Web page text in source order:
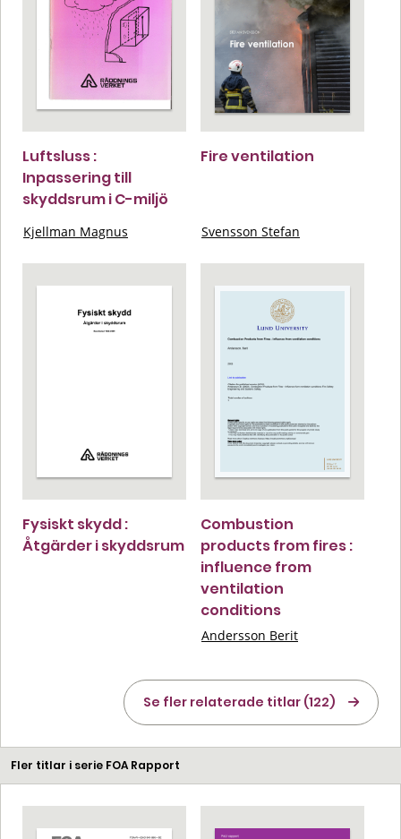
Luftsluss :
Inpassering till
skyddsrum i C-miljö
Kjellman Magnus
Fire ventilation
Svensson Stefan
Fysiskt skydd :
Åtgärder i skyddsrum
Combustion
products from fires :
influence from
ventilation
conditions
Andersson Berit
Se fler relaterade titlar (122)
Fler titlar i serie FOA Rapport